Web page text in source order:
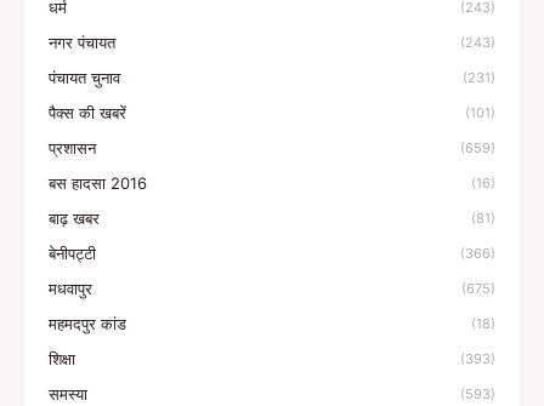
धर्म (243)
नगर पंचायत (243)
पंचायत चुनाव (231)
पैक्स की खबरें (101)
प्रशासन (659)
बस हादसा 2016 (16)
बाढ़ खबर (81)
बेनीपट्टी (366)
मधवापुर (675)
महमदपुर कांड (18)
शिक्षा (393)
समस्या (593)